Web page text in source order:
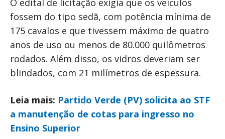
O edital de licitação exigia que os veículos
fossem do tipo sedã, com potência mínima de
175 cavalos e que tivessem máximo de quatro
anos de uso ou menos de 80.000 quilômetros
rodados. Além disso, os vidros deveriam ser
blindados, com 21 milímetros de espessura.
Leia mais: Partido Verde (PV) solicita ao STF
a manutenção de cotas para ingresso no
Ensino Superior